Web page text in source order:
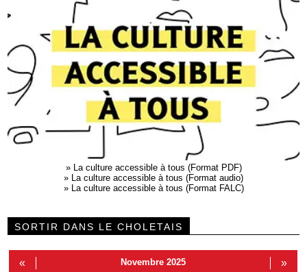
» La culture accessible à tous (Format PDF)
» La culture accessible à tous (Format audio)
» La culture accessible à tous (Format FALC)
SORTIR DANS LE CHOLETAIS
« Novembre 2025 »